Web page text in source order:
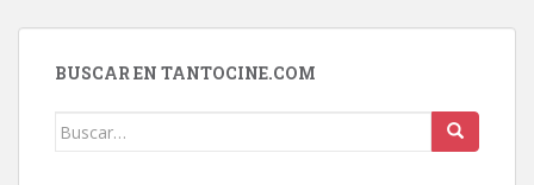
BUSCAR EN TANTOCINE.COM
Buscar: